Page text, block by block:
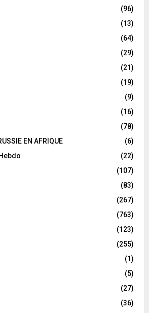
(96)
(13)
(64)
(29)
(21)
(19)
(9)
(16)
(78)
EN AFRIQUE
(6)
(22)
(107)
(83)
(267)
(763)
(123)
(255)
(1)
(5)
(27)
(36)